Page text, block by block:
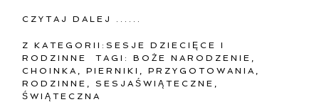
CZYTAJ DALEJ ......
Z KATEGORII: SESJE DZIECIĘCE I
RODZINNE
TAGI:BOŻE NARODZENIE
CHOINKA
,PIERNIKI ,PRZYGOTOWANIA
RODZINNE
SESJAŚWIĄTECZNE
ŚWIĄTECZNA